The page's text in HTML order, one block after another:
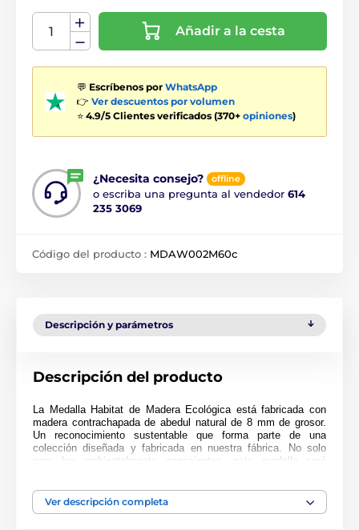
Añadir a la cesta
💬 Escríbenos por WhatsApp
👉 Ver descuentos por volumen
⭐ 4.9/5 Clientes verificados (370+ opiniones)
¿Necesita consejo? offline
o escriba una pregunta al vendedor 614
235 3069
Código del producto : MDAW002M60c
Descripción y parámetros
Descripción del producto
La Medalla Habitat de Madera Ecológica está fabricada con
madera contrachapada de abedul natural de 8 mm de grosor.
Un reconocimiento sustentable que forma parte de una
colección diseñada y fabricada en nuestra fábrica. No solo
para los ambientalmente conscientes, esta medalla será
Impresa a full color, esta medalla es noble, impresionante y
única. Elija entre tres tamaños muy grandes de hasta 9 cm.
Ver descripción completa